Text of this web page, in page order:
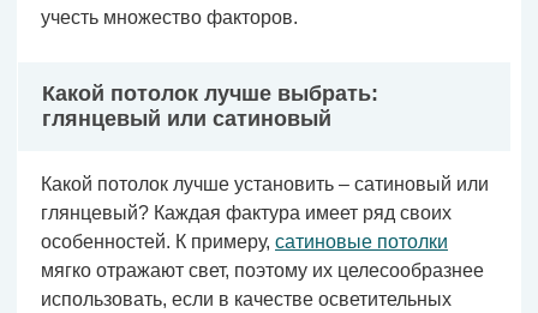
учесть множество факторов.
Какой потолок лучше выбрать:
глянцевый или сатиновый
Какой потолок лучше установить – сатиновый или
глянцевый? Каждая фактура имеет ряд своих
особенностей. К примеру, сатиновые потолки
мягко отражают свет, поэтому их целесообразнее
использовать, если в качестве осветительных